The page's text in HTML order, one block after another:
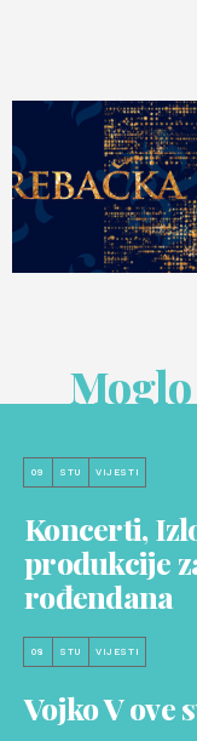
Moglo
09 STU VIJESTI
Koncerti,
produkcije
rođendana
08 STU VIJESTI
Vojko V ove